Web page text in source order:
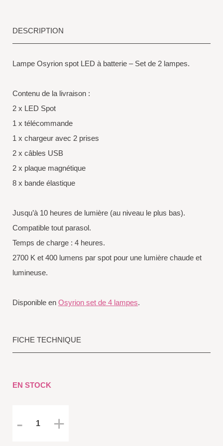
DESCRIPTION
Lampe Osyrion spot LED à batterie – Set de 2 lampes.
Contenu de la livraison :
2 x LED Spot
1 x télécommande
1 x chargeur avec 2 prises
2 x câbles USB
2 x plaque magnétique
8 x bande élastique
Jusqu’à 10 heures de lumière (au niveau le plus bas).
Compatible tout parasol.
Temps de charge : 4 heures.
2700 K et 400 lumens par spot pour une lumière chaude et
lumineuse.
Disponible en Osyrion set de 4 lampes.
FICHE TECHNIQUE
EN STOCK